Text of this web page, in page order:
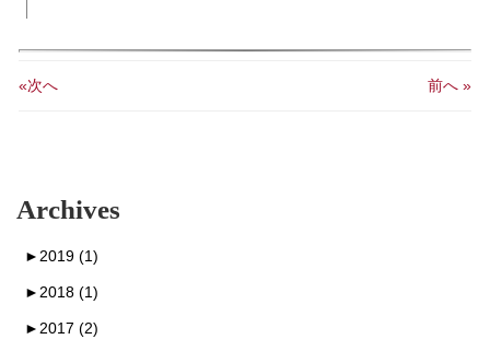
«次へ 前へ »
Archives
► 2019 (1)
► 2018 (1)
► 2017 (2)